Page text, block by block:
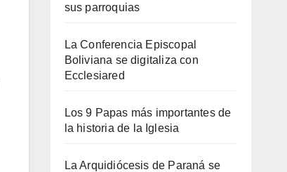
sus parroquias
La Conferencia Episcopal
Boliviana se digitaliza con
Ecclesiared
Los 9 Papas más importantes de
la historia de la Iglesia
La Arquidiócesis de Paraná se